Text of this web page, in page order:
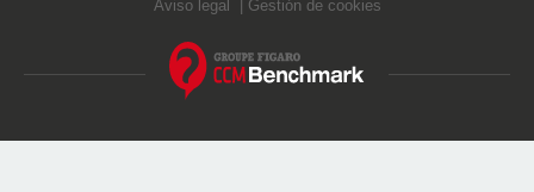
Aviso legal
Gestión de cookies